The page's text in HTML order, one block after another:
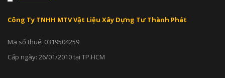
Công Ty TNHH MTV Vật Liệu Xây Dựng Tư Thành Phát
Mã số thuế: 0319504259
Cấp ngày: 26/01/2010 tại TP.HCM